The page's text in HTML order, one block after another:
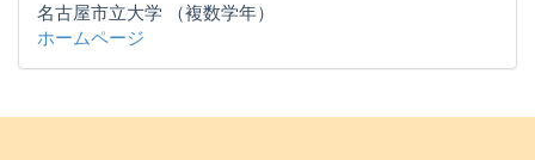
名古屋市立大学 （複数学年）
ホームページ